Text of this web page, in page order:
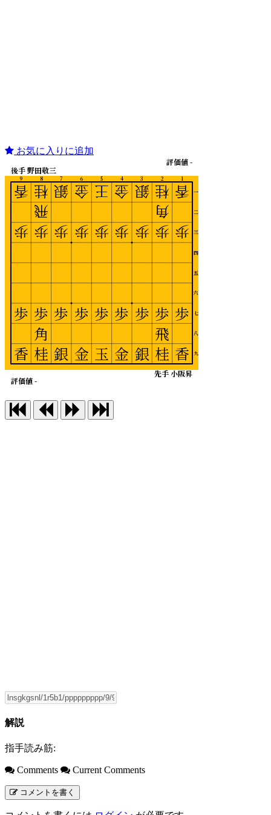
お気に入りに追加
1
2
3
4
5
6
7
8
9
一
二
三
四
五
六
七
八
九
先手 小阪昇
後手 野田敬三
評価値 -
評価値 -
香
歩
歩
香
桂
角
歩
歩
飛
桂
銀
歩
歩
銀
金
歩
歩
金
王
歩
歩
玉
金
歩
歩
金
銀
歩
歩
銀
桂
飛
歩
歩
角
桂
香
歩
歩
香
解説
指手読み筋:
Comments Current Comments
コメントを書く